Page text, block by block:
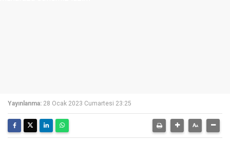
Yayınlanma: 28 Ocak 2023 Cumartesi 23:25